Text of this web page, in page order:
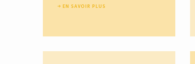
EN SAVOIR PLUS